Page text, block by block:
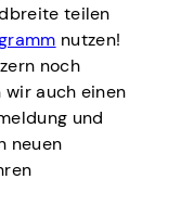
teilen
nutzen!
noch
wir auch einen
und
neuen